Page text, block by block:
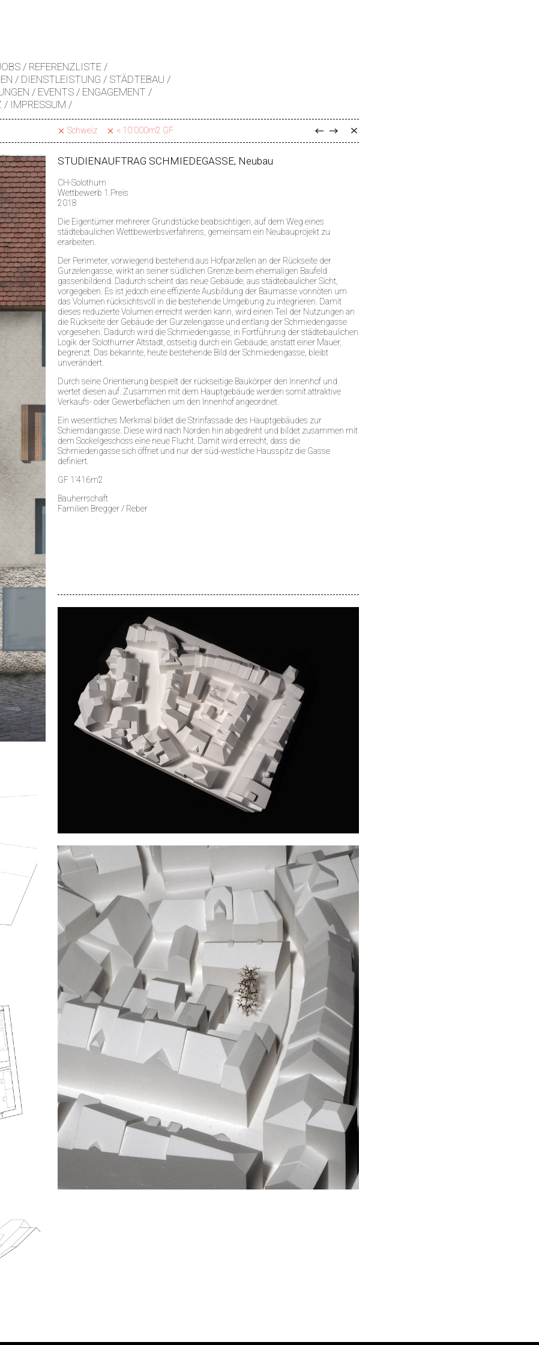
REFERENZLISTE
DIENSTLEISTUNG
STÄDTEBAU
EVENTS
ENGAGEMENT
IMPRESSUM
Schweiz < 10'000m2 GF
STUDIENAUFTRAG SCHMIEDEGASSE, Neubau
CH-Solothurn
Wettbewerb 1.Preis
2018
Die Eigentümer mehrerer Grundstücke beabsichtigen, auf dem Weg eines
städtebaulichen Wettbewerbsverfahrens, gemeinsam ein Neubauprojekt zu
erarbeiten.
Der Perimeter, vorwiegend bestehend aus Hofparzellen an der Rückseite der
Gurzelengasse, wirkt an seiner südlichen Grenze beim ehemaligen Baufeld
gassenbildend. Dadurch scheint das neue Gebäude, aus städtebaulicher Sicht,
vorgegeben. Es ist jedoch eine effiziente Ausbildung der Baumasse vonnöten um
das Volumen rücksichtsvoll in die bestehende Umgebung zu integrieren. Damit
dieses reduzierte Volumen erreicht werden kann, wird einen Teil der Nutzungen an
die Rückseite der Gebäude der Gurzelengasse und entlang der Schmiedengasse
vorgesehen. Dadurch wird die Schmiedengasse, in Fortführung der städtebaulichen
Logik der Solothurner Altstadt, ostseitig durch ein Gebäude, anstatt einer Mauer,
begrenzt. Das bekannte, heute bestehende Bild der Schmiedengasse, bleibt
unverändert.
Durch seine Orientierung bespielt der rückseitige Baukörper den Innenhof und
wertet diesen auf. Zusammen mit dem Hauptgebäude werden somit attraktive
Verkaufs- oder Gewerbeflächen um den Innenhof angeordnet.
Ein wesentliches Merkmal bildet die Strinfassade des Hauptgebäudes zur
Schiemdangasse. Diese wird nach Norden hin abgedreht und bildet zusammen mit
dem Sockelgeschoss eine neue Flucht. Damit wird erreicht, dass die
Schmiedengasse sich öffnet und nur der süd-westliche Hausspitz die Gasse
definiert.
GF 1’416m2
Bauherrschaft
Familien Bregger / Reber